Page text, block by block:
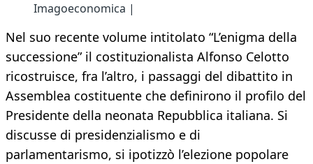
Imagoeconomica |
Nel suo recente volume intitolato “L’enigma della
successione” il costituzionalista Alfonso Celotto
ricostruisce, fra l’altro, i passaggi del dibattito in
Assemblea costituente che definirono il profilo del
Presidente della neonata Repubblica italiana. Si
discusse di presidenzialismo e di
parlamentarismo, si ipotizzò l’elezione popolare